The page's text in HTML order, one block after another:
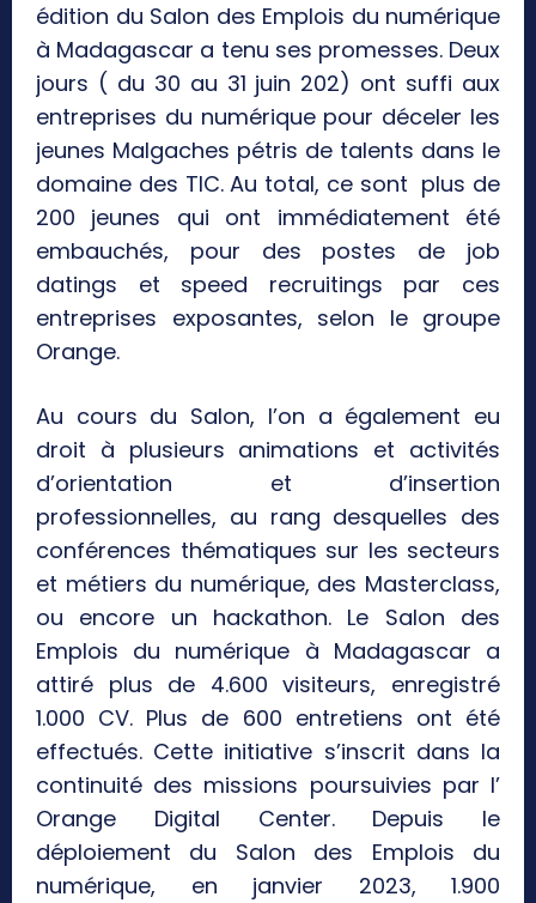
édition du Salon des Emplois du numérique
à Madagascar a tenu ses promesses. Deux
jours ( du 30 au 31 juin 202) ont suffi aux
entreprises du numérique pour déceler les
jeunes Malgaches pétris de talents dans le
domaine des TIC. Au total, ce sont plus de
200 jeunes qui ont immédiatement été
embauchés, pour des postes de job
datings et speed recruitings par ces
entreprises exposantes, selon le groupe
Orange.
Au cours du Salon, l’on a également eu
droit à plusieurs animations et activités
d’orientation et d’insertion
professionnelles, au rang desquelles des
conférences thématiques sur les secteurs
et métiers du numérique, des Masterclass,
ou encore un hackathon. Le Salon des
Emplois du numérique à Madagascar a
attiré plus de 4.600 visiteurs, enregistré
1.000 CV. Plus de 600 entretiens ont été
effectués. Cette initiative s’inscrit dans la
continuité des missions poursuivies par l’
Orange Digital Center. Depuis le
déploiement du Salon des Emplois du
numérique, en janvier 2023, 1.900